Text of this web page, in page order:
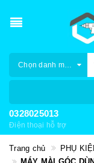
Chọn danh mục
0328025013
Điện thoại hỗ trợ
Trang chủ
PHỤ